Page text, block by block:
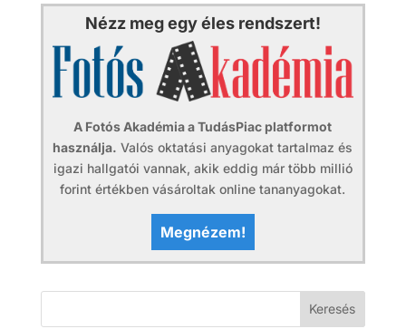
Nézz meg egy éles rendszert!
A Fotós Akadémia a TudásPiac platformot
használja. Valós oktatási anyagokat tartalmaz és
igazi hallgatói vannak, akik eddig már több millió
forint értékben vásároltak online tananyagokat.
Megnézem!